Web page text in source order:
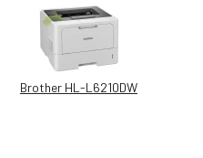
Brother HL-L6210DW